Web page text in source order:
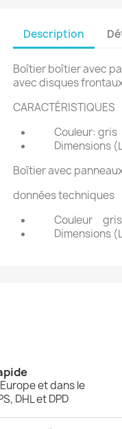
Description
Boîtier boîtier avec
avec disques
CARACTÉRISTIQUES
Couleur: gris
Dimensions
Boîtier avec
données techniques
Couleur
gris
Dimensions
et dans le
DHL et DPD